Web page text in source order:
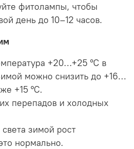
фитолампы, чтобы
день до 10–12 часов.
+20…+25 °C в
можно снизить до +16…
+15 °C.
перепадов и холодных
зимой рост
нормально.